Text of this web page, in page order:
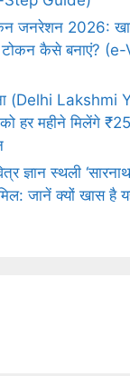
जनरेशन 2026:
कैसे बनाएं?
(Delhi Lakshmi
हर महीने मिलेंगे
ज्ञान स्थली
जानें क्यों खास है